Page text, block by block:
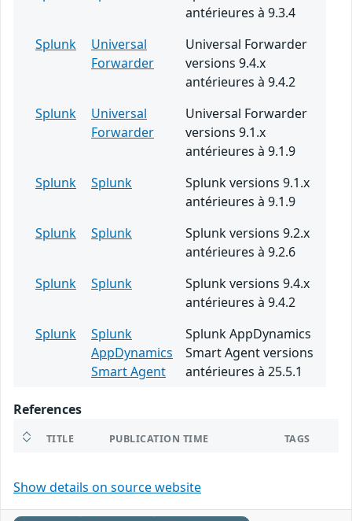
antérieures à 9.3.4
Splunk
Universal
Forwarder
Universal Forwarder
versions 9.4.x
antérieures à 9.4.2
Splunk
Universal
Forwarder
Universal Forwarder
versions 9.1.x
antérieures à 9.1.9
Splunk
Splunk
Splunk versions 9.1.x
antérieures à 9.1.9
Splunk
Splunk
Splunk versions 9.2.x
antérieures à 9.2.6
Splunk
Splunk
Splunk versions 9.4.x
antérieures à 9.4.2
Splunk
Splunk
AppDynamics
Smart Agent
Splunk AppDynamics
Smart Agent versions
antérieures à 25.5.1
References
TITLE PUBLICATION TIME TAGS
Show details on source website